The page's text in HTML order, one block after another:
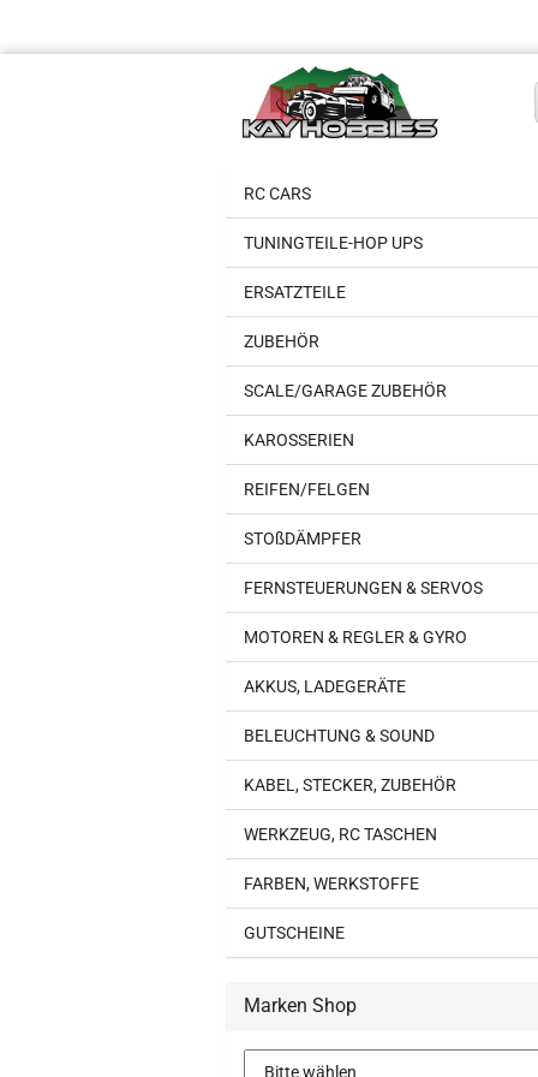
RC CARS
TUNINGTEILE-HOP UPS
ERSATZTEILE
ZUBEHÖR
SCALE/GARAGE ZUBEHÖR
KAROSSERIEN
REIFEN/FELGEN
STOßDÄMPFER
FERNSTEUERUNGEN & SERVOS
MOTOREN & REGLER & GYRO
AKKUS, LADEGERÄTE
BELEUCHTUNG & SOUND
KABEL, STECKER, ZUBEHÖR
WERKZEUG, RC TASCHEN
FARBEN, WERKSTOFFE
GUTSCHEINE
Marken Shop